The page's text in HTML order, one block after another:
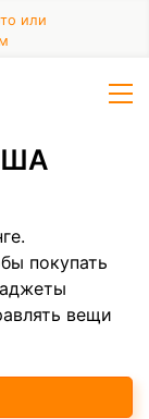
или
покупать
вещи